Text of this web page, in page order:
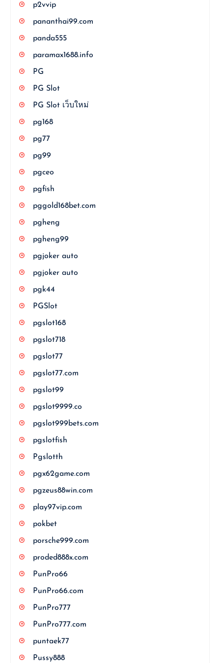
p2vvip
pananthai99.com
panda555
paramax1688.info
PG
PG Slot
PG Slot เว็บใหม่
pg168
pg77
pg99
pgceo
pgfish
pggold168bet.com
pgheng
pgheng99
pgjoker auto
pgjoker auto
pgk44
PGSlot
pgslot168
pgslot718
pgslot77
pgslot77.com
pgslot99
pgslot9999.co
pgslot999bets.com
pgslotfish
Pgslotth
pgx62game.com
pgzeus88win.com
play97vip.com
pokbet
porsche999.com
proded888x.com
PunPro66
PunPro66.com
PunPro777
PunPro777.com
puntaek77
Pussy888